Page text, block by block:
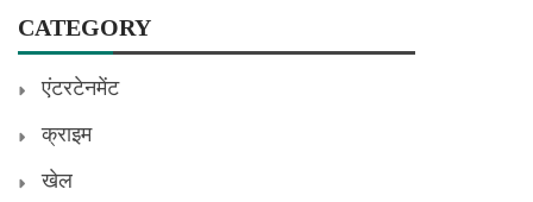
CATEGORY
एंटरटेनमेंट
क्राइम
खेल